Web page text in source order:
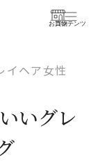
お買物
コンテンツ
イヘア女性
いグレ